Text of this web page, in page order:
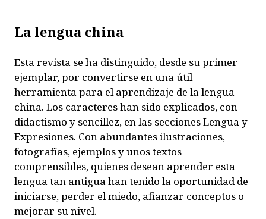
La lengua china
Esta revista se ha distinguido, desde su primer
ejemplar, por convertirse en una útil
herramienta para el aprendizaje de la lengua
china. Los caracteres han sido explicados, con
didactismo y sencillez, en las secciones Lengua y
Expresiones. Con abundantes ilustraciones,
fotografías, ejemplos y unos textos
comprensibles, quienes desean aprender esta
lengua tan antigua han tenido la oportunidad de
iniciarse, perder el miedo, afianzar conceptos o
mejorar su nivel.